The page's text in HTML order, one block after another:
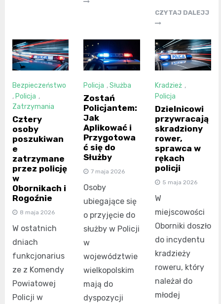
CZYTAJ DALEJJ
Bezpieczeństwo
, Policja ,
Zatrzymania
Cztery
osoby
poszukiwan
e
zatrzymane
przez policję
w
Obornikach i
Rogoźnie
8 maja 2026
W ostatnich
dniach
funkcjonarius
ze z Komendy
Powiatowej
Policji w
Policja ,Służba
Zostań
Policjantem:
Jak
Aplikować i
Przygotowa
ć się do
Służby
7 maja 2026
Osoby
ubiegające się
o przyjęcie do
służby w Policji
w
województwie
wielkopolskim
mają do
dyspozycji
Kradzież ,
Policja
Dzielnicowi
przywracają
skradziony
rower,
sprawca w
rękach
policji
5 maja 2026
W
miejscowości
Oborniki doszło
do incydentu
kradzieży
roweru, który
należał do
młodej